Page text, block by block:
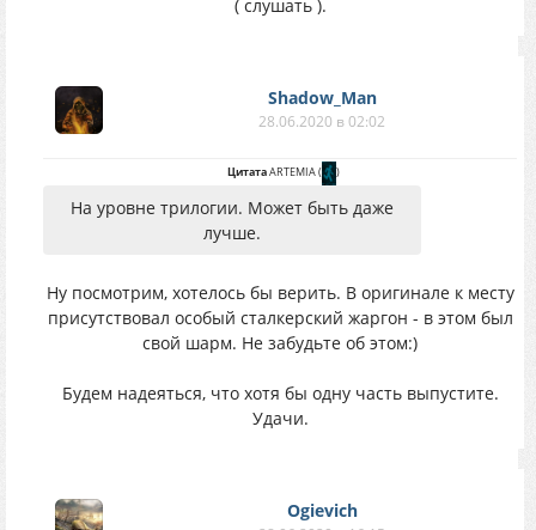
( слушать ).
Shadow_Man
28.06.2020 в 02:02
ЦитатаARTEMIA( )
На уровне трилогии. Может быть даже
лучше.
Ну посмотрим, хотелось бы верить. В оригинале к месту
присутствовал особый сталкерский жаргон - в этом был
свой шарм. Не забудьте об этом:)
Будем надеяться, что хотя бы одну часть выпустите.
Удачи.
Ogievich